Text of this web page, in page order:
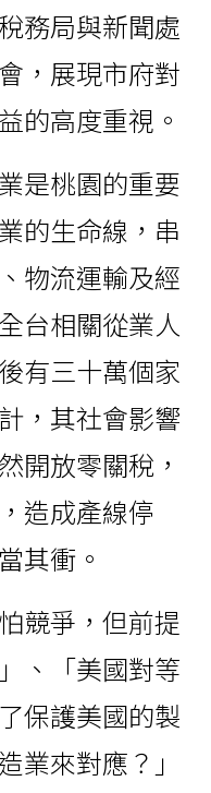
務局與新聞處
，展現市府對
的高度重視。
是桃園的重要
的生命線，串
物流運輸及經
台相關從業人
有三十萬個家
，其社會影響
開放零關稅，
造成產線停
其衝。
競爭，但前提
、「美國對等
保護美國的製
業來對應？」